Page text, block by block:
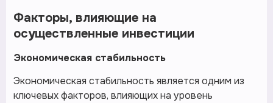
Факторы, влияющие на
осуществленные инвестиции
Экономическая стабильность
Экономическая стабильность является одним из
ключевых факторов, влияющих на уровень